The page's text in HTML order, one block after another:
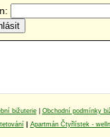
bižuterie| Obchodní podmínky
Apartmán Čtyřlístek -